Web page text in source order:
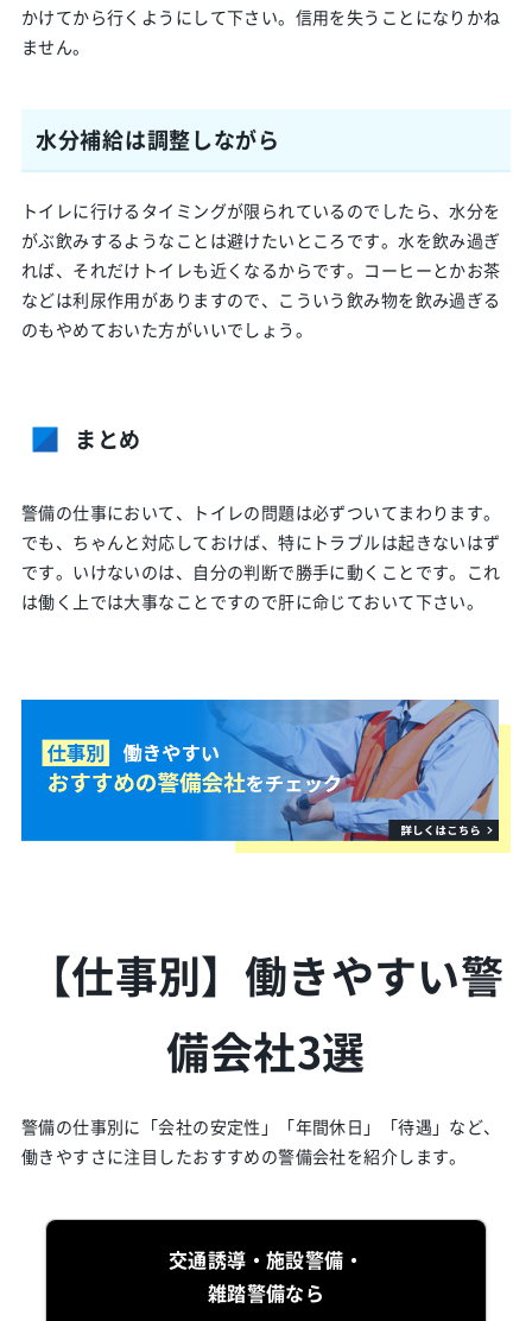
かけてから行くようにして下さい。信用を失うことになりかね
ません。
水分補給は調整しながら
トイレに行けるタイミングが限られているのでしたら、水分を
がぶ飲みするようなことは避けたいところです。水を飲み過ぎ
れば、それだけトイレも近くなるからです。コーヒーとかお茶
などは利尿作用がありますので、こういう飲み物を飲み過ぎる
のもやめておいた方がいいでしょう。
まとめ
警備の仕事において、トイレの問題は必ずついてまわります。
でも、ちゃんと対応しておけば、特にトラブルは起きないはず
です。いけないのは、自分の判断で勝手に動くことです。これ
は働く上では大事なことですので肝に命じておいて下さい。
【仕事別】働きやすい警
備会社3選
警備の仕事別に「会社の安定性」「年間休日」「待遇」など、
働きやすさに注目したおすすめの警備会社を紹介します。
交通誘導・施設警備・
雑踏警備なら